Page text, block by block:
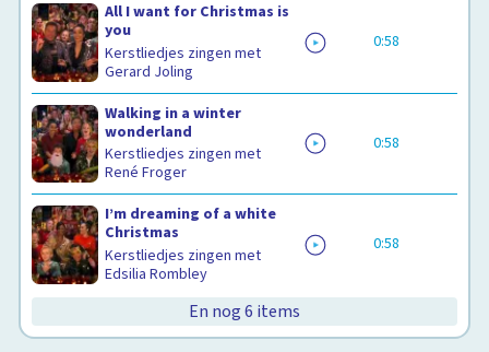
All I want for Christmas is
you
Kerstliedjes zingen met
Gerard Joling
0:58
Walking in a winter
wonderland
Kerstliedjes zingen met
René Froger
0:58
I’m dreaming of a white
Christmas
Kerstliedjes zingen met
Edsilia Rombley
0:58
En nog 6 items